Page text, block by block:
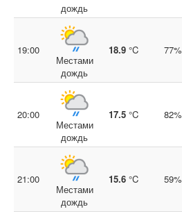
дождь
19:00
Местами
дождь
18.9 °C 77%
20:00
Местами
дождь
17.5 °C 82%
21:00
Местами
дождь
15.6 °C 59%